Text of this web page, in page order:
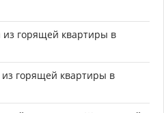
горящей квартиры в
горящей квартиры в